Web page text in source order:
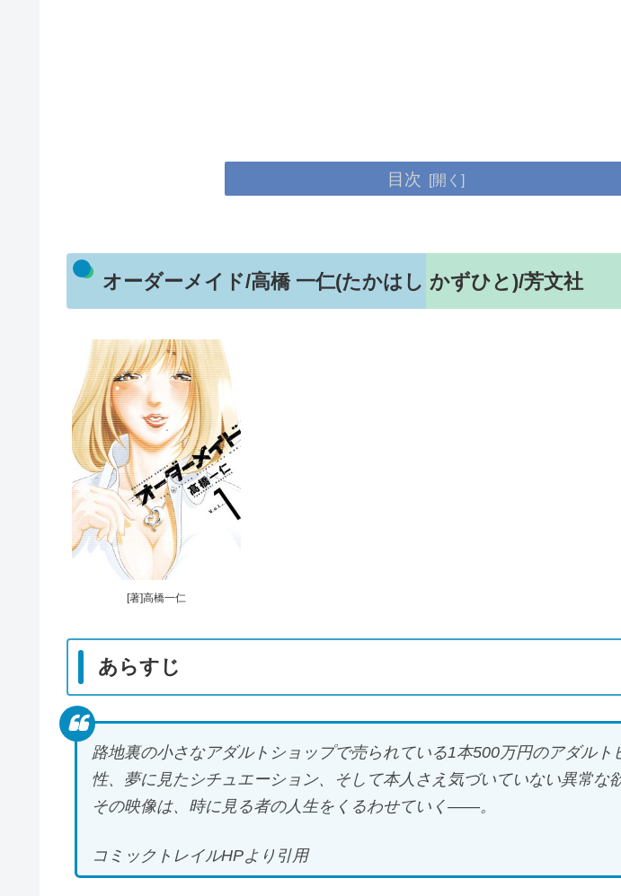
目次
オーダーメイド/高橋 一仁(たかはし かずひと)/芳文社
[著]高橋一仁
あらすじ
路地裏の小さなアダルトショップで売られている1本500万円のアダルト
性、夢に見たシチュエーション、そして本人さえ気づいていない異常な
その映像は、時に見る者の人生をくるわせていく――。
コミックトレイルHPより引用